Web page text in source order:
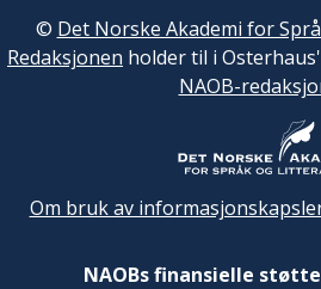
© Det Norske Akademi for
Redaksjonen holder til i
NAOB-
Om bruk av
NAOBs finansielle